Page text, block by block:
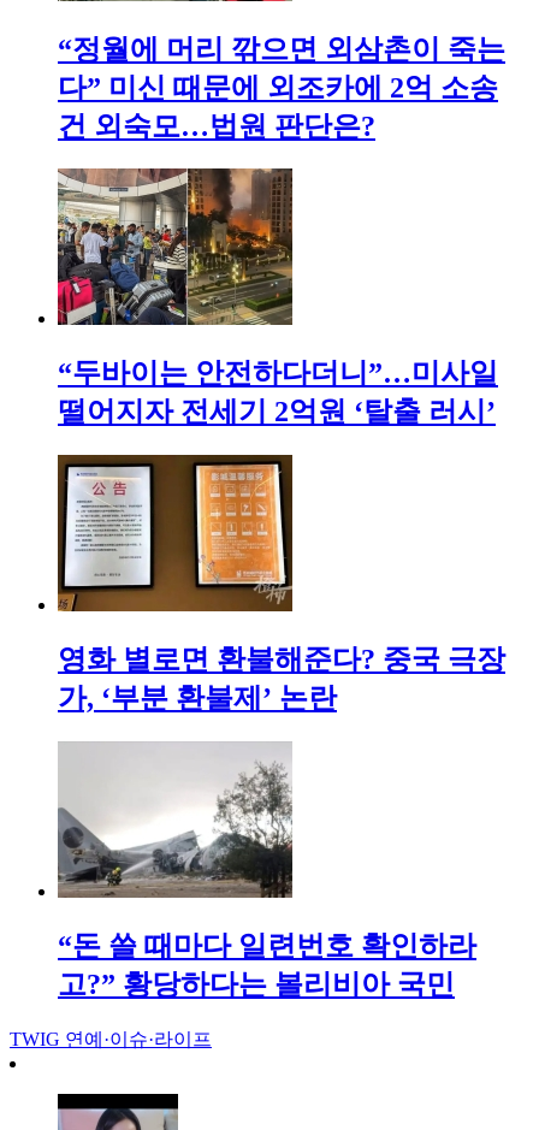
“정월에 머리 깎으면 외삼촌이 죽는
다” 미신 때문에 외조카에 2억 소송
건 외숙모…법원 판단은?
“두바이는 안전하다더니”…미사일
떨어지자 전세기 2억원 ‘탈출 러시’
영화 별로면 환불해준다? 중국 극장
가, ‘부분 환불제’ 논란
“돈 쓸 때마다 일련번호 확인하라
고?” 황당하다는 볼리비아 국민
TWIG 연예·이슈·라이프